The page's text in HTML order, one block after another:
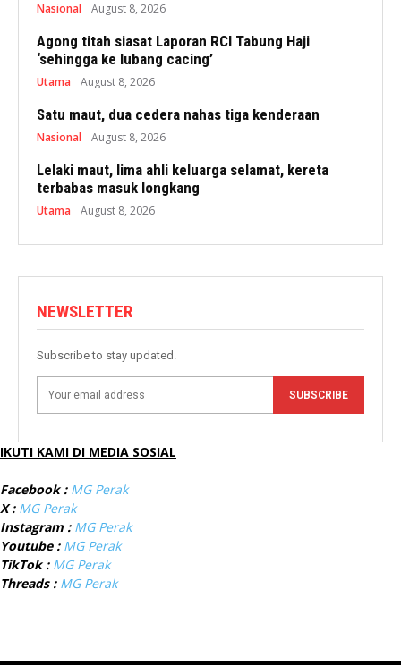
Nasional August 8, 2026
Agong titah siasat Laporan RCI Tabung Haji
‘sehingga ke lubang cacing’
Utama August 8, 2026
Satu maut, dua cedera nahas tiga kenderaan
Nasional August 8, 2026
Lelaki maut, lima ahli keluarga selamat, kereta
terbabas masuk longkang
Utama August 8, 2026
NEWSLETTER
Subscribe to stay updated.
SUBSCRIBE
IKUTI KAMI DI MEDIA SOSIAL
Facebook : MG Perak
X : MG Perak
Instagram : MG Perak
Youtube : MG Perak
TikTok : MG Perak
Threads : MG Perak